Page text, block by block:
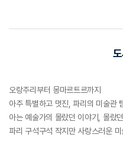
오랑주리부터 몽마르트르까지
아주 특별하고 멋진, 파리의 미술관
아는 예술가의 몰랐던 이야기, 몰랐
파리 구석구석 작지만 사랑스러운